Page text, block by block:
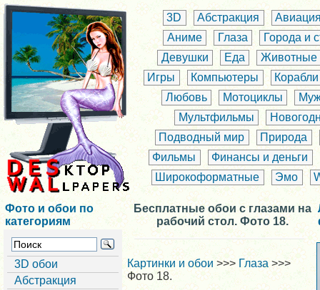
3D Абстракция
Аниме
Глаза
Города и
Девушки
Еда
Животные
Игры
Компьютеры
Корабли
Любовь
Мотоциклы
Мультфильмы
Подводный мир
Природа
Фильмы
Финансы и деньги
Широкоформатные
Эмо
Фото и обои по
категориям
3D обои
Абстракция
Бесплатные обои с глазами на
рабочий стол. Фото 18.
Картинки и обои >>> Глаза>>>
Фото 18.